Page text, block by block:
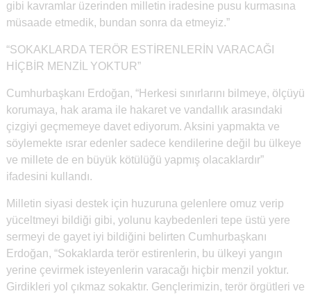
gibi kavramlar üzerinden milletin iradesine pusu kurmasına
müsaade etmedik, bundan sonra da etmeyiz.”
“SOKAKLARDA TERÖR ESTİRENLERİN VARACAĞI
HİÇBİR MENZİL YOKTUR”
Cumhurbaşkanı Erdoğan, “Herkesi sınırlarını bilmeye, ölçüyü
korumaya, hak arama ile hakaret ve vandallık arasındaki
çizgiyi geçmemeye davet ediyorum. Aksini yapmakta ve
söylemekte ısrar edenler sadece kendilerine değil bu ülkeye
ve millete de en büyük kötülüğü yapmış olacaklardır”
ifadesini kullandı.
Milletin siyasi destek için huzuruna gelenlere omuz verip
yüceltmeyi bildiği gibi, yolunu kaybedenleri tepe üstü yere
sermeyi de gayet iyi bildiğini belirten Cumhurbaşkanı
Erdoğan, “Sokaklarda terör estirenlerin, bu ülkeyi yangın
yerine çevirmek isteyenlerin varacağı hiçbir menzil yoktur.
Girdikleri yol çıkmaz sokaktır. Gençlerimizin, terör örgütleri ve